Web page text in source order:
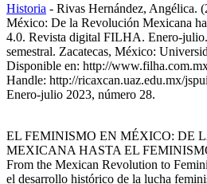
Historia - Rivas Hernández, Angélica.
México: De la Revolución Mexicana
4.0. Revista digital FILHA. Enero-
semestral. Zacatecas, México:
Disponible en: http://
Handle: http://ricaxcan.uaz.edu.mx/
Enero-julio 2023, número 28.
EL FEMINISMO EN MÉXICO: DE
MEXICANA HASTA EL
From the Mexican Revolution to
el desarrollo histórico de la lucha